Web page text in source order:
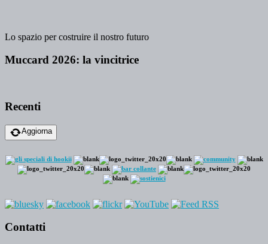
Lo spazio per costruire il nostro futuro
Muccard 2026: la vincitrice
Recenti
Aggiorna
Contatti